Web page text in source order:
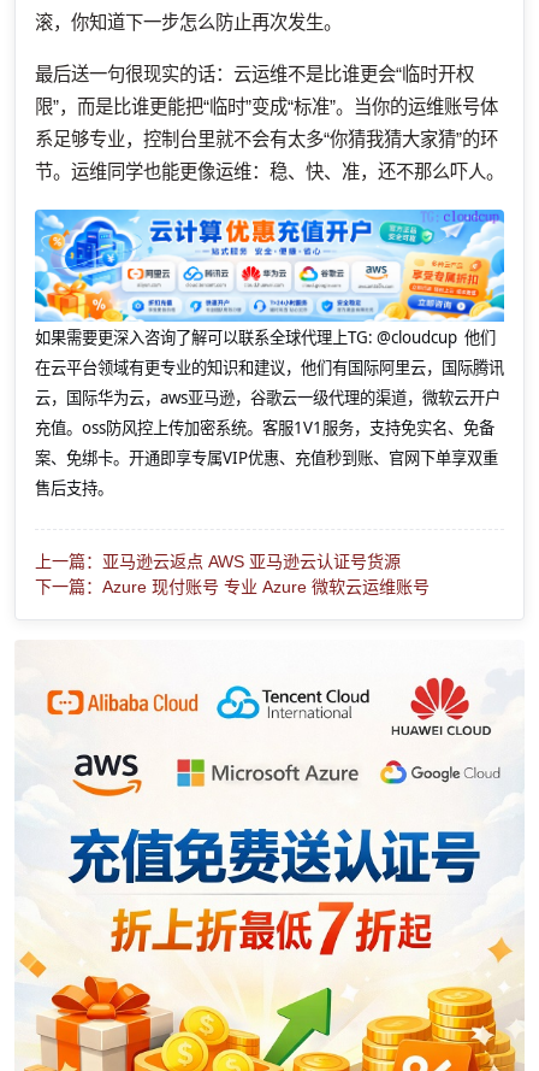
滚，你知道下一步怎么防止再次发生。
最后送一句很现实的话：云运维不是比谁更会“临时开权
限”，而是比谁更能把“临时”变成“标准”。当你的运维账号体
系足够专业，控制台里就不会有太多“你猜我猜大家猜”的环
节。运维同学也能更像运维：稳、快、准，还不那么吓人。
如果需要更深入咨询了解可以联系全球代理上TG: @cloudcup 他们
在云平台领域有更专业的知识和建议，他们有国际阿里云，国际腾讯
云，国际华为云，aws亚马逊，谷歌云一级代理的渠道，微软云开户
充值。oss防风控上传加密系统。客服1V1服务，支持免实名、免备
案、免绑卡。开通即享专属VIP优惠、充值秒到账、官网下单享双重
售后支持。
上一篇：亚马逊云返点 AWS 亚马逊云认证号货源
下一篇：Azure 现付账号 专业 Azure 微软云运维账号